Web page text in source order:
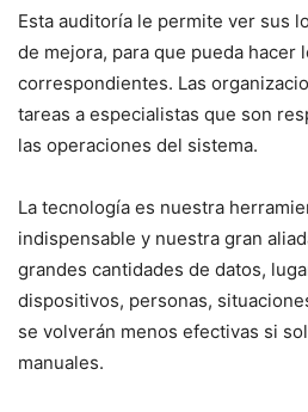
Esta auditoría le permite ver sus
de mejora, para que pueda hacer
correspondientes. Las
tareas a especialistas que son
las operaciones del sistema.
La tecnología es nuestra
indispensable y nuestra gran
grandes cantidades de datos,
dispositivos, personas,
se volverán menos efectivas si
manuales.